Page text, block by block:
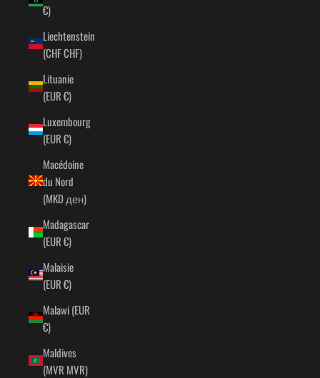
€)
Liechtenstein
(CHF CHF)
Lituanie
(EUR €)
Luxembourg
(EUR €)
Macédoine
du Nord
(MKD ден)
Madagascar
(EUR €)
Malaisie
(EUR €)
Malawi (EUR
€)
Maldives
(MVR MVR)